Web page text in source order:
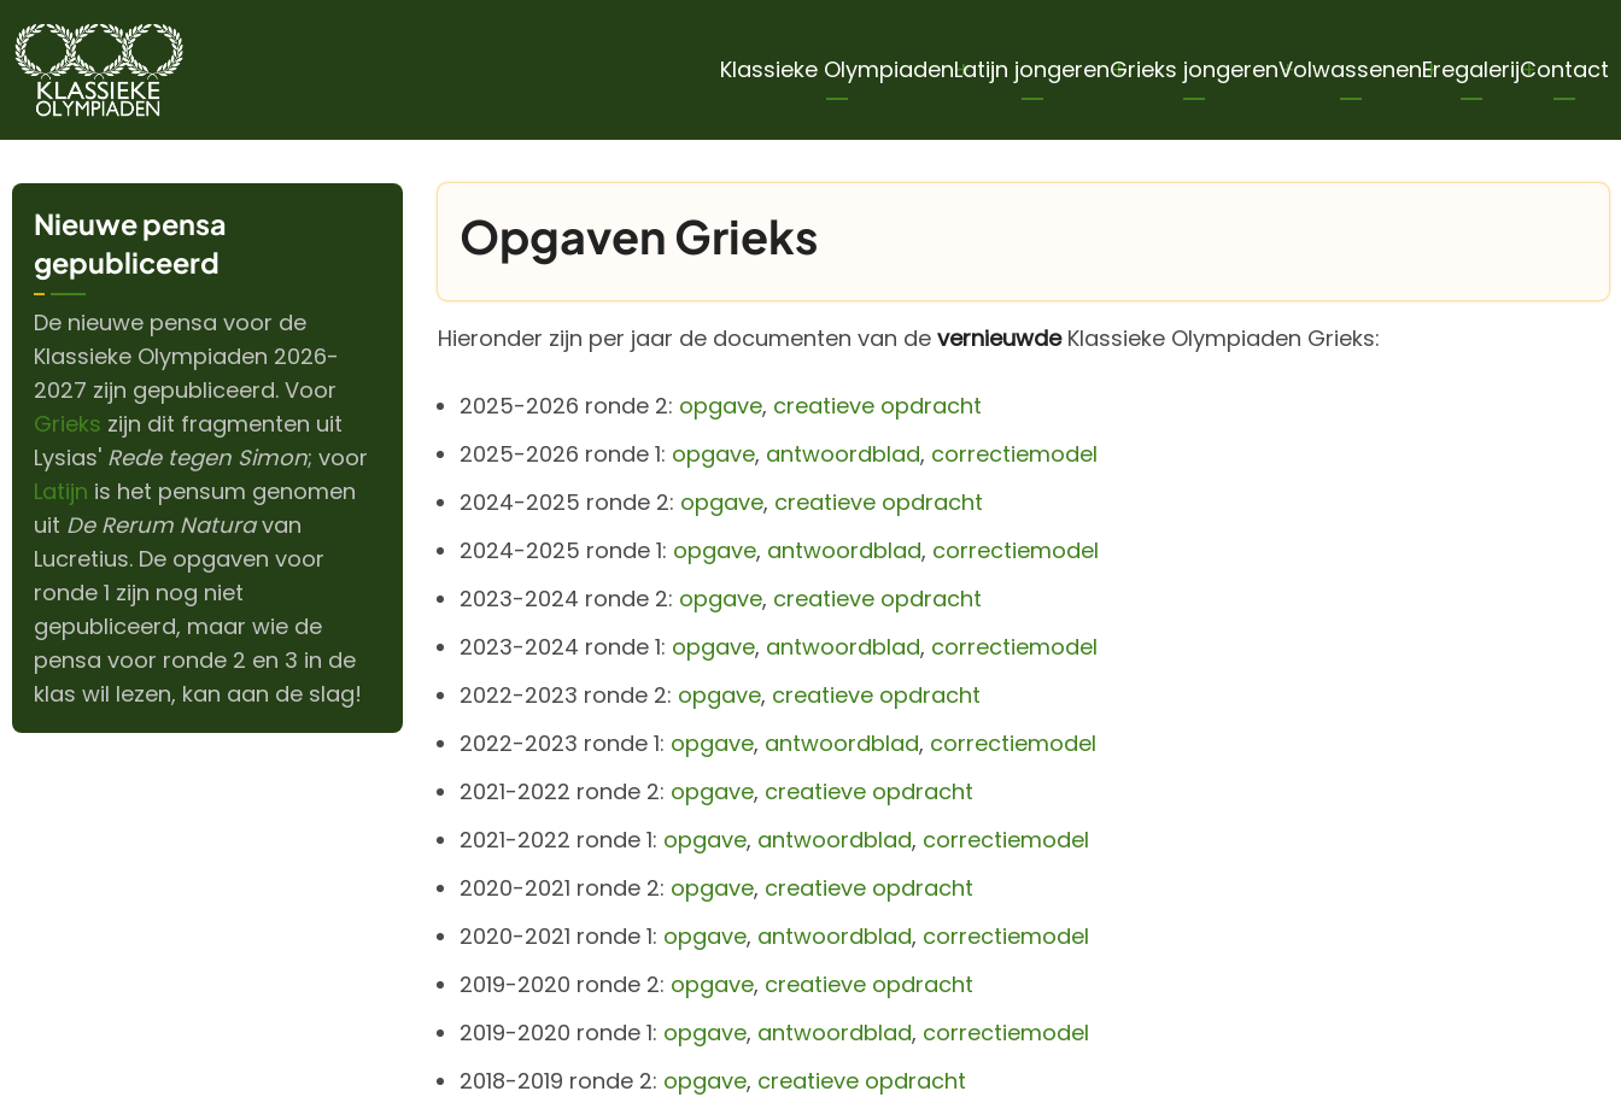
Overslaan
en
naar
gaan
Hoofdnavigatie
Klassieke OlympiadenLatijn jongerenGrieks jongerenVolwassenenEregalerijContact
Opgaven Grieks
Hieronder zijn per jaar de documenten van de vernieuwdeKlassieke Olympiaden Grieks:
2025-2026 ronde 2: opgave, creatieve opdracht
2025-2026 ronde 1: opgave, antwoordblad, correctiemodel
2024-2025 ronde 2: opgave, creatieve opdracht
2024-2025 ronde 1: opgave, antwoordblad, correctiemodel
2023-2024 ronde 2: opgave, creatieve opdracht
2023-2024 ronde 1: opgave, antwoordblad, correctiemodel
2022-2023 ronde 2: opgave, creatieve opdracht
2022-2023 ronde 1: opgave, antwoordblad, correctiemodel
2021-2022 ronde 2: opgave, creatieve opdracht
2021-2022 ronde 1: opgave, antwoordblad, correctiemodel
2020-2021 ronde 2: opgave, creatieve opdracht
2020-2021 ronde 1: opgave, antwoordblad, correctiemodel
2019-2020 ronde 2: opgave, creatieve opdracht
2019-2020 ronde 1: opgave, antwoordblad, correctiemodel
2018-2019 ronde 2: opgave, creatieve opdracht
Nieuwe pensa
gepubliceerd
De nieuwe pensa voor de
Klassieke Olympiaden 2026-
2027 zijn gepubliceerd. Voor
Grieks zijn dit fragmenten uit
Lysias' Rede tegen Simon; voor
Latijn is het pensum genomen
uit De Rerum Naturavan
Lucretius. De opgaven voor
ronde 1 zijn nog niet
gepubliceerd, maar wie de
pensa voor ronde 2 en 3 in de
klas wil lezen, kan aan de slag!